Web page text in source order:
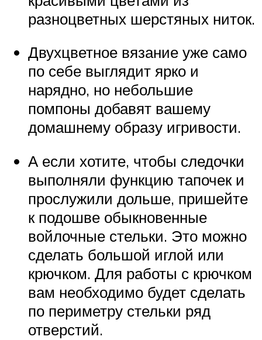
разноцветных шерстяных ниток.
Двухцветное вязание уже само
по себе выглядит ярко и
нарядно, но небольшие
помпоны добавят вашему
домашнему образу игривости.
А если хотите, чтобы следочки
выполняли функцию тапочек и
прослужили дольше, пришейте
к подошве обыкновенные
войлочные стельки. Это можно
сделать большой иглой или
крючком. Для работы с крючком
вам необходимо будет сделать
по периметру стельки ряд
отверстий.